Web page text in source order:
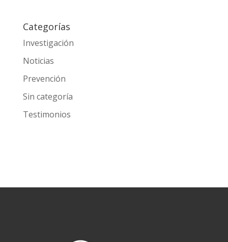
septiembre 2016
agosto 2016
marzo 2016
septiembre 2000
Categorías
Sin categoría